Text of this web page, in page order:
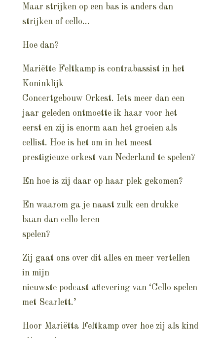
Maar strijken op een bas is anders dan
strijken of cello…
Hoe dan?
Mariëtte Feltkamp is contrabassist in het
Koninklijk
Concertgebouw Orkest. Iets meer dan een
jaar geleden ontmoette ik haar voor het
eerst en zij is enorm aan het groeien als
cellist. Hoe is het om in het meest
prestigieuze orkest van Nederland te spelen?
En hoe is zij daar op haar plek gekomen?
En waarom ga je naast zulk een drukke
baan dan cello leren
spelen?
Zij gaat ons over dit alles en meer vertellen
in mijn
nieuwste podcast aflevering van ‘Cello spelen
met Scarlett.’
Hoor Mariëtta Feltkamp over hoe zij als kind